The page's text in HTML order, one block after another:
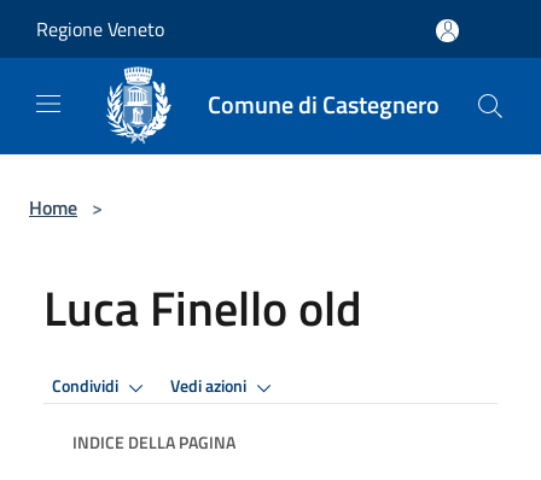
Regione Veneto
Comune di Castegnero
Home >
Luca Finello old
Condividi Vedi azioni
INDICE DELLA PAGINA